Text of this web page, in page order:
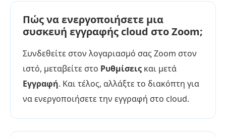
Πώς να ενεργοποιήσετε μια
συσκευή εγγραφής cloud στο Zoom;
Συνδεθείτε στον λογαριασμό σας Zoom στον
ιστό, μεταβείτε στο Ρυθμίσεις και μετά
Εγγραφή. Και τέλος, αλλάξτε το διακόπτη για
να ενεργοποιήσετε την εγγραφή στο cloud.